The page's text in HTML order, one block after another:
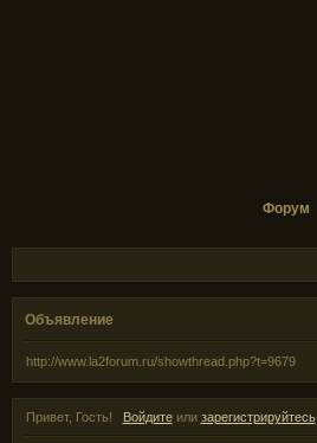
Форум
Объявление
http://www.la2forum.ru/showthread.php?t=9679
Привет, Гость! Войдитеили зарегистрируйтесь.